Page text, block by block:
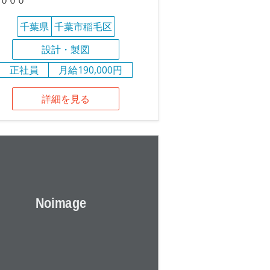
千葉県 千葉市稲毛区
設計・製図
正社員
月給190,000円
詳細を見る